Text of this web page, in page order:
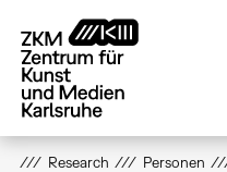
zum
Inhalt
Research Personen